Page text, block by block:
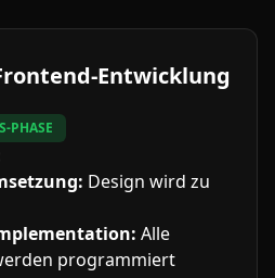
Entwicklung
PHASE
Design wird zu
Alle
programmiert